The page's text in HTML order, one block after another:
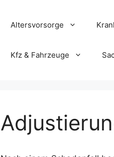
Altersvorsorge
Kfz & Fahrzeuge